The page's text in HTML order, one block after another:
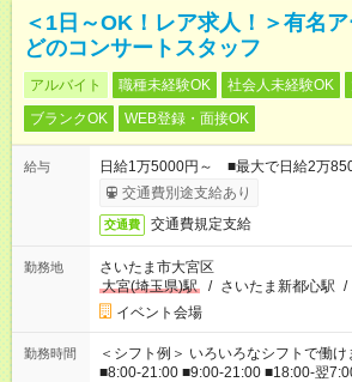
＜1日～OK！レア求人！＞有名
どのコンサートスタッフ
アルバイト 職種未経験OK 社会人未経験OK
ブランクOK
WEB登録・面接OK
給与
日給1万5000円～ ■最大で日給2万
交通費別途支給あり
交通費 交通費規定支給
勤務地
さいたま市大宮区
大宮(埼玉県)駅
/ さいたま新都心駅 /
イベント会場
勤務時間
＜シフト例＞ いろいろなシフトで働
■8:00-21:00 ■9:00-21:00 ■18:00-翌